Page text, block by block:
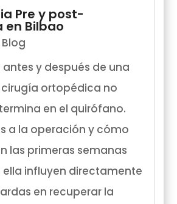
Pre y post-
en Bilbao
Blog
y después de una
cirugía ortopédica no
en el quirófano.
a la operación y cómo
las primeras semanas
ella influyen directamente
en recuperar la